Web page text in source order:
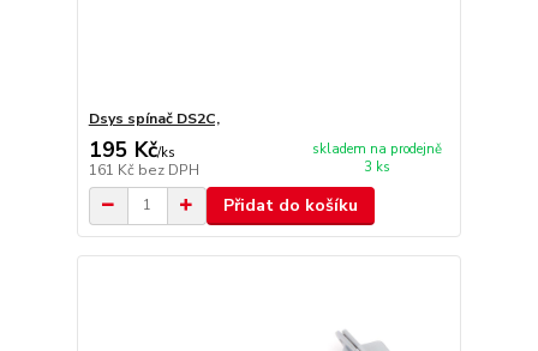
Dsys spínač DS2C,
195 Kč/ks
161 Kč bez DPH
skladem na prodejně
3 ks
Přidat do košíku